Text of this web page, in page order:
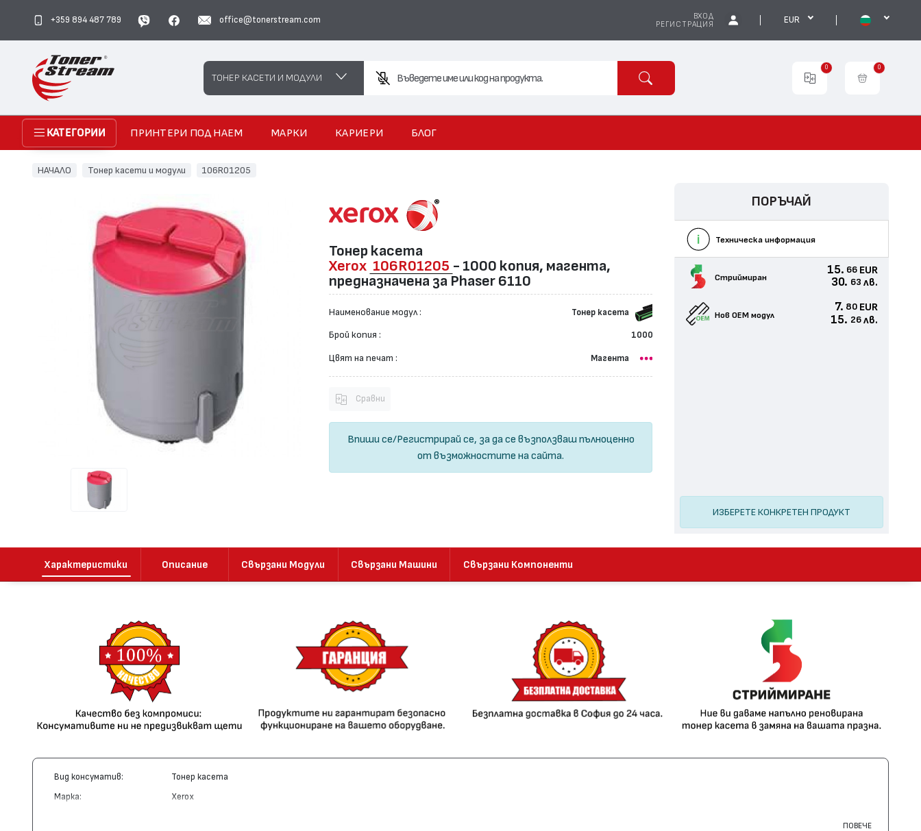
ВХОД
РЕГИСТРАЦИЯ
EUR
+359 894 487 789 office@tonerstream.com
Search
Въведете име или код на продукта.
ТОНЕР КАСЕТИ И МОДУЛИ
0 0
КАТЕГОРИИ ПРИНТЕРИ ПОД НАЕМ МАРКИ КАРИЕРИ БЛОГ
НАЧАЛО Тонер касети и модули 106R01205
Тонер касета
Xerox 106R01205 - 1000 копия, магента,
предназначена за Phaser 6110
Наименование модул : Тонер касета
Брой копия : 1000
Цвят на печат : Магента
Сравни
Впиши се/Регистрирай се, за да се възползваш пълноценно
от възможностите на сайта.
ПОРЪЧАЙ
Техническа информация
Стриймиран
15. 66 EUR
30. 63 лв.
Нов ОЕМ модул
7. 80 EUR
15. 26 лв.
ИЗБЕРЕТЕ КОНКРЕТЕН ПРОДУКТ
Характеристики Описание Свързани Модули Свързани Машини Свързани Компоненти
Вид консуматив: Тонер касета
Марка: Xerox
ПОВЕЧЕ